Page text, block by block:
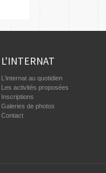
L'INTERNAT
L'internat au quotidien
Les activités proposées
Inscriptions
Galeries de photos
Contact